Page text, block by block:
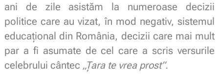
ani de zile asistăm la numeroase decizii
politice care au vizat, în mod negativ, sistemul
educațional din România, decizii care mai mult
par a fi asumate de cel care a scris versurile
celebrului cântec „Țara te vrea prost”.